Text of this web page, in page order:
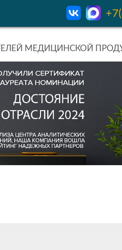
МЕДИЦИНСКОЙ